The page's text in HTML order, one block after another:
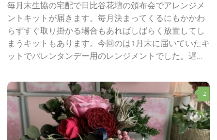
毎月末生協の宅配で日比谷花壇の頒布会でアレンジメ
ントキットが届きます。毎月決まってくるにもかかわ
らずすぐ取り掛かる場合もあればしばらく放置してし
まうキットもあります。今回のは1月末に届いていたキ
ットでバレンタンデー用のレンジメントでした。遅...
2